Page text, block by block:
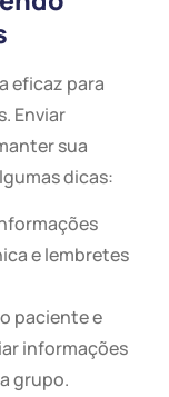
eficaz para
Enviar
sua
dicas:
e lembretes
paciente e
informações
grupo.